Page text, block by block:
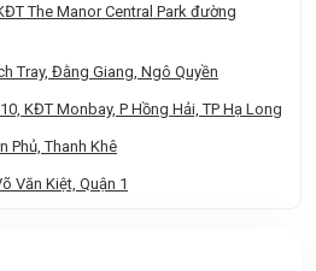
The Manor Central Park đường
Tray, Đằng Giang, Ngô Quyền
KĐT Monbay, P Hồng Hải, TP Hạ Long
Phủ, Thanh Khê
Văn Kiệt, Quận 1